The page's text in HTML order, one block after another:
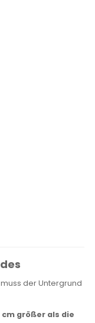
der Untergrund
größer als die